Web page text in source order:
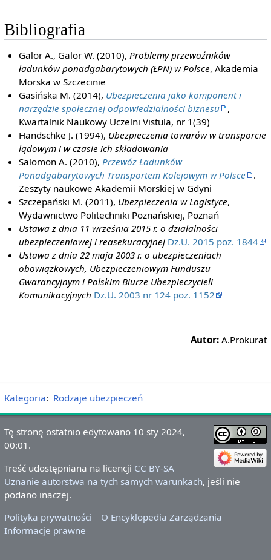
Bibliografia
Galor A., Galor W. (2010), Problemy przewoźników
ładunków ponadgabarytowych (ŁPN) w Polsce, Akademia
Morska w Szczecinie
Gasińska M. (2014), Ubezpieczenia jako komponent i
narzędzie społecznej odpowiedzialności biznesu
,
Kwartalnik Naukowy Uczelni Vistula, nr 1(39)
Handschke J. (1994), Ubezpieczenia towarów w transporcie
lądowym i w czasie ich składowania
Salomon A. (2010), Przewóz Ładunków
Ponadgabarytowych Transportem Kolejowym w Polsce
.
Zeszyty naukowe Akademii Morskiej w Gdyni
Szczepański M. (2011), Ubezpieczenia w Logistyce,
Wydawnictwo Politechniki Poznańskiej, Poznań
Ustawa z dnia 11 września 2015 r. o działalności
ubezpieczeniowej i reasekuracyjnej Dz.U. 2015 poz. 1844
Ustawa z dnia 22 maja 2003 r. o ubezpieczeniach
obowiązkowych, Ubezpieczeniowym Funduszu
Gwarancyjnym i Polskim Biurze Ubezpieczycieli
Komunikacyjnych Dz.U. 2003 nr 124 poz. 1152
Autor: A.Prokurat
Kategoria: Rodzaje ubezpieczeń
Tę stronę ostatnio edytowano 10 sty 2024,
00:01.
Treść udostępniana na licencji CC BY-SA
Uznanie autorstwa na tych samych warunkach, jeśli nie
podano inaczej.
Polityka prywatności
O Encyklopedia Zarządzania
Informacje prawne